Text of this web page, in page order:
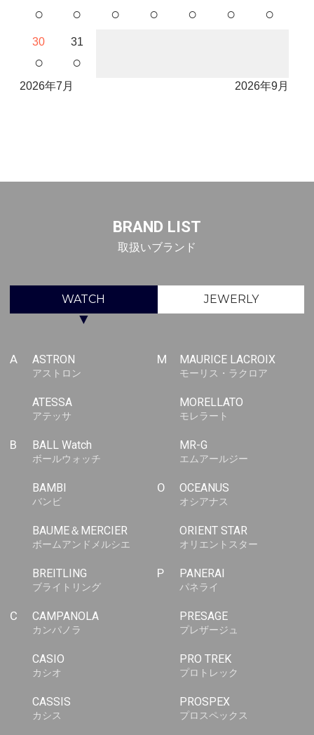
○ ○ ○ ○ ○ ○ ○
30
○
31
○
2026年7月 2026年9月
BRAND LIST
取扱いブランド
WATCH JEWERLY
▼
A ASTRON
アストロン
ATESSA
アテッサ
B BALL Watch
ボールウォッチ
BAMBI
バンビ
BAUME＆MERCIER
ボームアンドメルシエ
BREITLING
ブライトリング
C CAMPANOLA
カンパノラ
CASIO
カシオ
CASSIS
カシス
M MAURICE LACROIX
モーリス・ラクロア
MORELLATO
モレラート
MR-G
エムアールジー
O OCEANUS
オシアナス
ORIENT STAR
オリエントスター
P PANERAI
パネライ
PRESAGE
プレザージュ
PRO TREK
プロトレック
PROSPEX
プロスペックス